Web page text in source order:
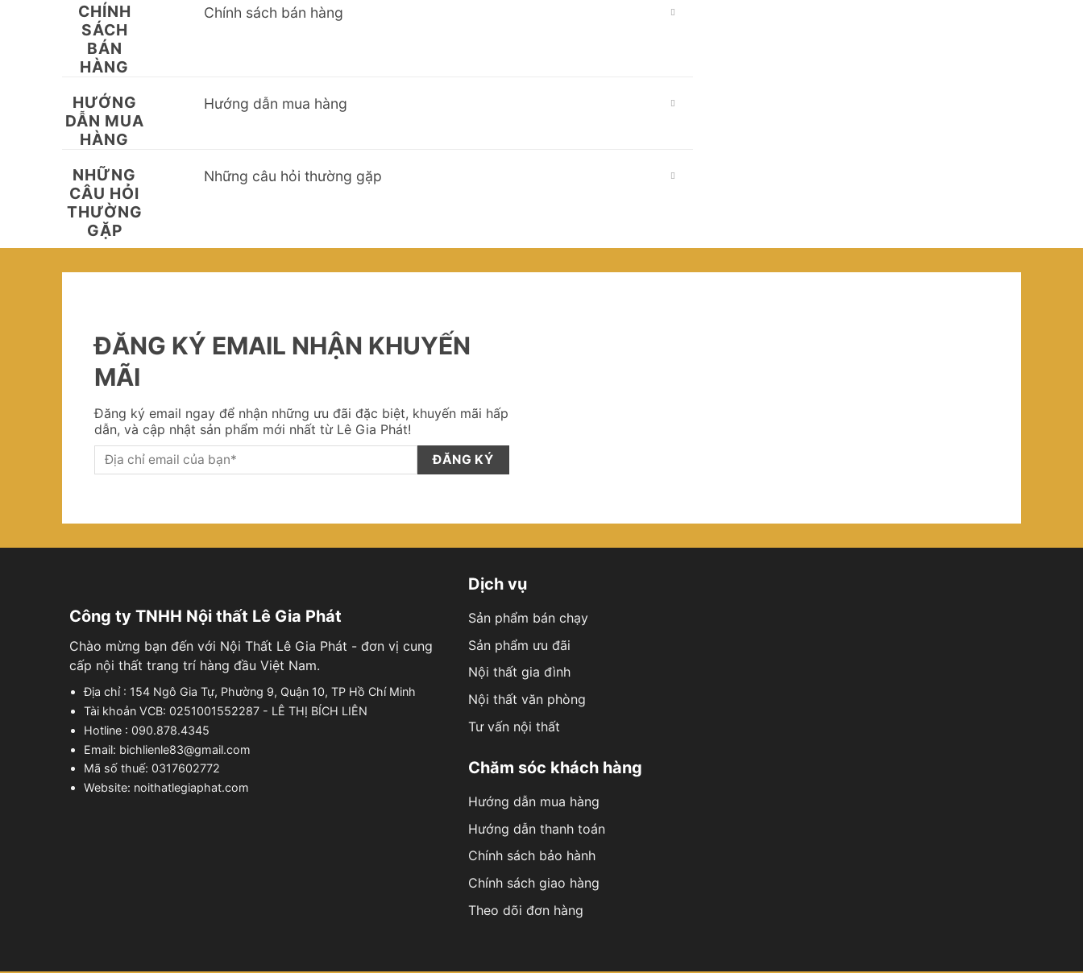
CHÍNH
SÁCH
BÁN
HÀNG
Chính sách bán hàng
HƯỚNG
DẪN MUA
HÀNG
Hướng dẫn mua hàng
NHỮNG
CÂU HỎI
THƯỜNG
GẶP
Những câu hỏi thường gặp
ĐĂNG KÝ EMAIL NHẬN KHUYẾN
MÃI
Đăng ký email ngay để nhận những ưu đãi đặc biệt, khuyến mãi hấp
dẫn, và cập nhật sản phẩm mới nhất từ Lê Gia Phát!
Công ty TNHH Nội thất Lê Gia Phát
Chào mừng bạn đến với Nội Thất Lê Gia Phát - đơn vị cung
cấp nội thất trang trí hàng đầu Việt Nam.
Địa chỉ : 154 Ngô Gia Tự, Phường 9, Quận 10, TP Hồ Chí Minh
Tài khoản VCB: 0251001552287 - LÊ THỊ BÍCH LIÊN
Hotline : 090.878.4345
Email: bichlienle83@gmail.com
Mã số thuế: 0317602772
Website: noithatlegiaphat.com
Dịch vụ
Sản phẩm bán chạy
Sản phẩm ưu đãi
Nội thất gia đình
Nội thất văn phòng
Tư vấn nội thất
Chăm sóc khách hàng
Hướng dẫn mua hàng
Hướng dẫn thanh toán
Chính sách bảo hành
Chính sách giao hàng
Theo dõi đơn hàng